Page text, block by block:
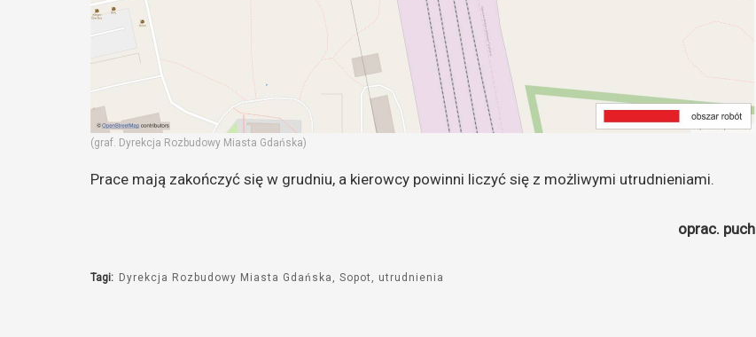
(graf. Dyrekcja Rozbudowy Miasta Gdańska)
Prace mają zakończyć się w grudniu, a kierowcy powinni liczyć się z możliwymi utrudnieniami.
oprac. puch
Tagi: Dyrekcja Rozbudowy Miasta Gdańska Sopot utrudnienia